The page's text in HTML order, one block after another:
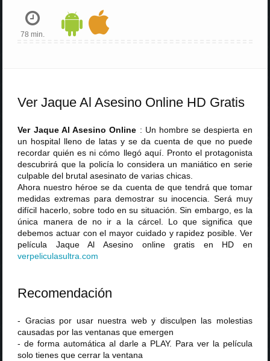
78 min.
Ver Jaque Al Asesino Online HD Gratis
Ver Jaque Al Asesino Online : Un hombre se despierta en
un hospital lleno de latas y se da cuenta de que no puede
recordar quién es ni cómo llegó aquí. Pronto el protagonista
descubrirá que la policía lo considera un maniático en serie
culpable del brutal asesinato de varias chicas.
Ahora nuestro héroe se da cuenta de que tendrá que tomar
medidas extremas para demostrar su inocencia. Será muy
difícil hacerlo, sobre todo en su situación. Sin embargo, es la
única manera de no ir a la cárcel. Lo que significa que
debemos actuar con el mayor cuidado y rapidez posible. Ver
película Jaque Al Asesino online gratis en HD en
verpeliculasultra .com
Recomendación
- Gracias por usar nuestra web y disculpen las molestias
causadas por las ventanas que emergen
- de forma automática al darle a PLAY. Para ver la película
solo tienes que cerrar la ventana